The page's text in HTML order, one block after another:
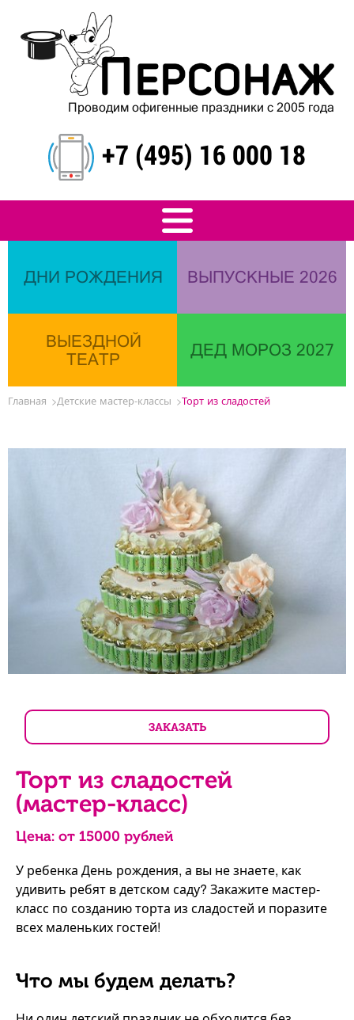
Проводим офигенные праздники с 2005 года
+7 (495) 16 000 18
ДНИ РОЖДЕНИЯ ВЫПУСКНЫЕ 2026
ВЫЕЗДНОЙ
ТЕАТР
ДЕД МОРОЗ 2027
Главная Детские мастер-классы Торт из сладостей
ЗАКАЗАТЬ
Торт из сладостей
(мастер-класс)
Цена: от 15000 рублей
У ребенка День рождения, а вы не знаете, как
удивить ребят в детском саду? Закажите мастер-
класс по созданию торта из сладостей и поразите
всех маленьких гостей!
Что мы будем делать?